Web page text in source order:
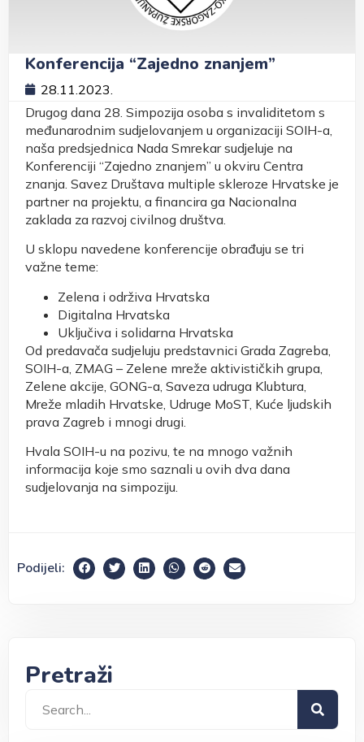
Konferencija “Zajedno znanjem”
28.11.2023.
Drugog dana 28. Simpozija osoba s invaliditetom s
međunarodnim sudjelovanjem u organizaciji SOIH-a,
naša predsjednica Nada Smrekar sudjeluje na
Konferenciji “Zajedno znanjem” u okviru Centra
znanja. Savez Društava multiple skleroze Hrvatske je
partner na projektu, a financira ga Nacionalna
zaklada za razvoj civilnog društva.
U sklopu navedene konferencije obrađuju se tri
važne teme:
Zelena i održiva Hrvatska
Digitalna Hrvatska
Uključiva i solidarna Hrvatska
Od predavača sudjeluju predstavnici Grada Zagreba,
SOIH-a, ZMAG – Zelene mreže aktivističkih grupa,
Zelene akcije, GONG-a, Saveza udruga Klubtura,
Mreže mladih Hrvatske, Udruge MoST, Kuće ljudskih
prava Zagreb i mnogi drugi.
Hvala SOIH-u na pozivu, te na mnogo važnih
informacija koje smo saznali u ovih dva dana
sudjelovanja na simpoziju.
Podijeli:
Pretraži